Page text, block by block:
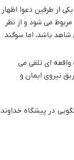
از طرفین دعوا اظهار
می شود و از نظر
باشد، اما سوگند
ای تلقی می
نیروی ایمان و
در پیشگاه خداوند